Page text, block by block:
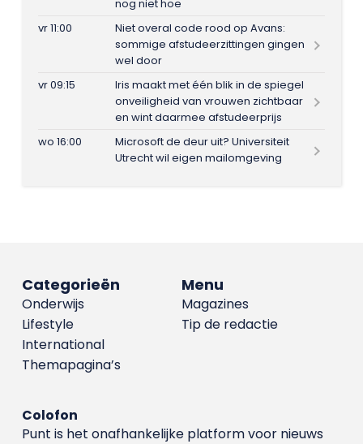
nog niet hoe
vr 11:00
Niet overal code rood op Avans:
sommige afstudeerzittingen gingen
wel door
vr 09:15
Iris maakt met één blik in de spiegel
onveiligheid van vrouwen zichtbaar
en wint daarmee afstudeerprijs
wo 16:00
Microsoft de deur uit? Universiteit
Utrecht wil eigen mailomgeving
Menu
Magazines
Tip de redactie
Categorieën
Onderwijs
Lifestyle
International
Themapagina’s
Colofon
Punt is het onafhankelijke platform voor nieuws